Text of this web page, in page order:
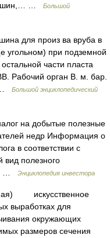
…
Большой
для произ ва вруба в
угольном) при подземной
части пласта
Рабочий орган В. м. бар.
…
Большой энциклопедический
на добытые полезные
недр Информация о
в соответствии с
вид полезного
…
Энциклопедия инвестора
искусственное
выработках для
окружающих
размеров сечения